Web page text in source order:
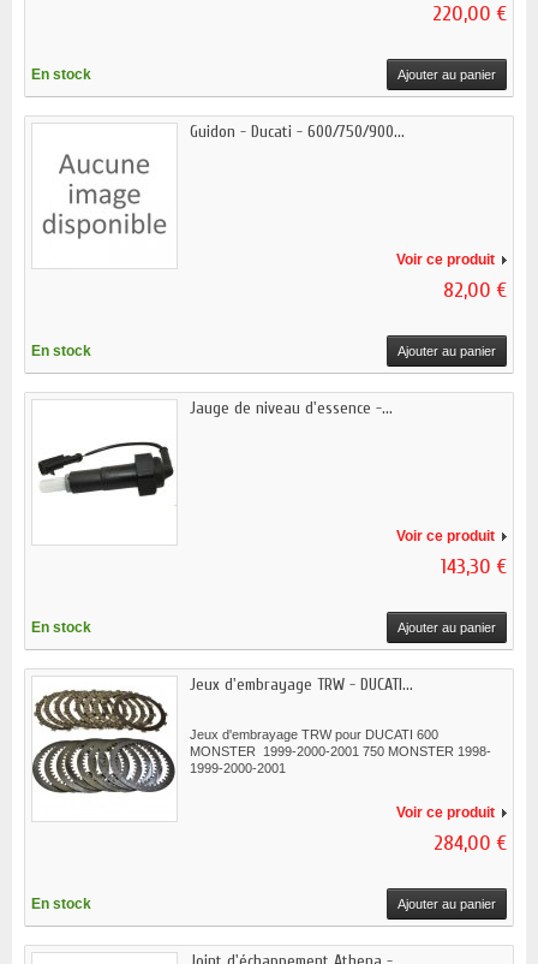
220,00 €
En stock Ajouter au panier
Guidon - Ducati - 600/750/900...
Voir ce produit
82,00 €
En stock Ajouter au panier
Jauge de niveau d'essence -...
Voir ce produit
143,30 €
En stock Ajouter au panier
Jeux d'embrayage TRW - DUCATI...
Jeux d'embrayage TRW pour DUCATI 600
MONSTER 1999-2000-2001 750 MONSTER 1998-
1999-2000-2001
Voir ce produit
284,00 €
En stock Ajouter au panier